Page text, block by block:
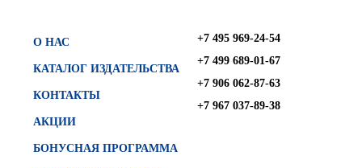
О НАС
КАТАЛОГ ИЗДАТЕЛЬСТВА
КОНТАКТЫ
АКЦИИ
БОНУСНАЯ ПРОГРАММА
+7 495 969-24-54
+7 499 689-01-67
+7 906 062-87-63
+7 967 037-89-38